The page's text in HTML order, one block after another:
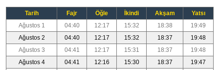
Tarih Fajr Öğle İkindi Akşam
Yatsı
Ağustos 1
04:40 12:17 15:32 18:38
19:49
Ağustos 2
04:40 12:17 15:32 18:37
19:48
Ağustos 3
04:41 12:17 15:31 18:37
19:48
Ağustos 4
04:41 12:16 15:30 18:37
19:47